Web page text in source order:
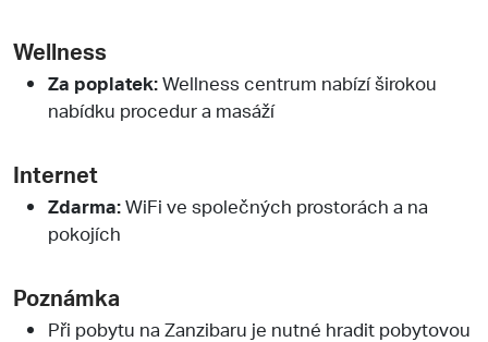
Wellness
Za poplatek:Wellness centrum nabízí širokou
nabídku procedur a masáží
Internet
Zdarma:WiFi ve společných prostorách a na
pokojích
Poznámka
Při pobytu na Zanzibaru je nutné hradit pobytovou